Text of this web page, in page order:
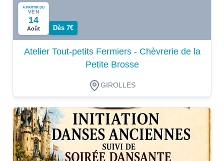
A PARTIR DU
VEN
14
Août Dès 7€
Atelier Tout-petits Fermiers - Chèvrerie de la
Petite Brosse
GIROLLES